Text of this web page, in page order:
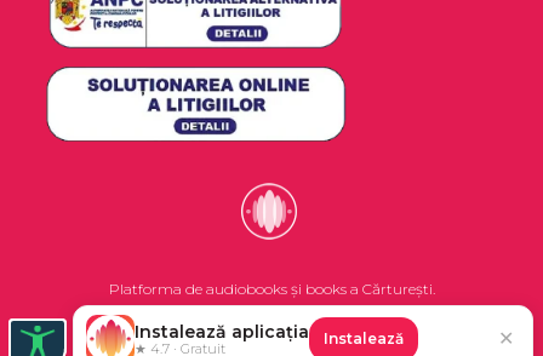
Platforma de audiobooks și books a Cărturești.
©2026 Nemo EPG SRL. Toate drepturile rezervate.
Instalează aplicația
★ 4.7 · Gratuit
Instalează ✕